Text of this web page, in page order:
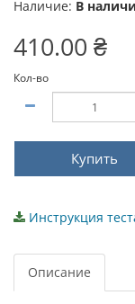
Наличие: В
410.00 ₴
Кол-во
Купить
Инструкция
Описание